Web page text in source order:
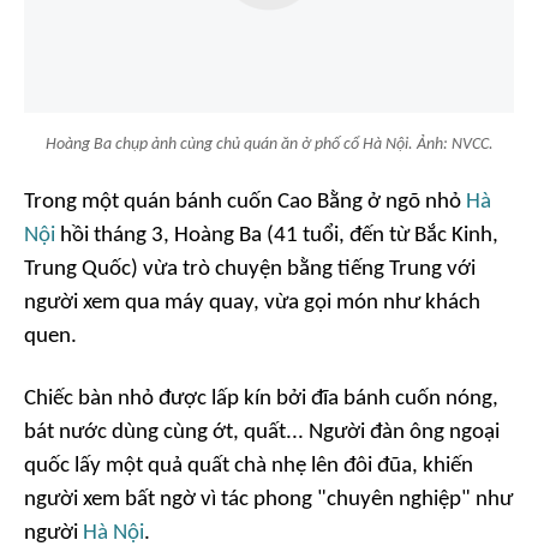
Hoàng Ba chụp ảnh cùng chủ quán ăn ở phố cổ Hà Nội. Ảnh: NVCC.
Trong một quán bánh cuốn Cao Bằng ở ngõ nhỏ Hà
Nội hồi tháng 3, Hoàng Ba (41 tuổi, đến từ Bắc Kinh,
Trung Quốc) vừa trò chuyện bằng tiếng Trung với
người xem qua máy quay, vừa gọi món như khách
quen.
Chiếc bàn nhỏ được lấp kín bởi đĩa bánh cuốn nóng,
bát nước dùng cùng ớt, quất... Người đàn ông ngoại
quốc lấy một quả quất chà nhẹ lên đôi đũa, khiến
người xem bất ngờ vì tác phong "chuyên nghiệp" như
người Hà Nội.